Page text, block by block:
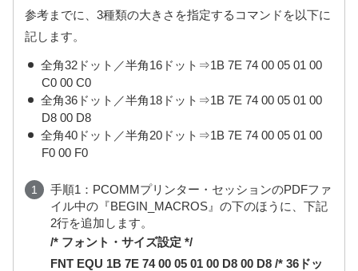
参考までに、3種類の大きさを指定するコマンドを以下に
記します。
全角32ドット／半角16ドット⇒1B 7E 74 00 05 01 00
C0 00 C0
全角36ドット／半角18ドット⇒1B 7E 74 00 05 01 00
D8 00 D8
全角40ドット／半角20ドット⇒1B 7E 74 00 05 01 00
F0 00 F0
手順1：PCOMMプリンター・セッションのPDFファ
イル中の『BEGIN_MACROS』の下のほうに、下記
2行を追加します。
/* フォント・サイズ設定 */
FNT EQU 1B 7E 74 00 05 01 00 D8 00 D8 /* 36ドッ